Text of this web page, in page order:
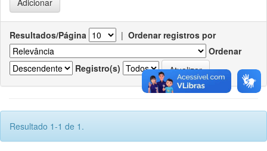
Resultados/Página | Ordenar registros por
Ordenar
Registro(s)
Resultado 1-1 de 1.